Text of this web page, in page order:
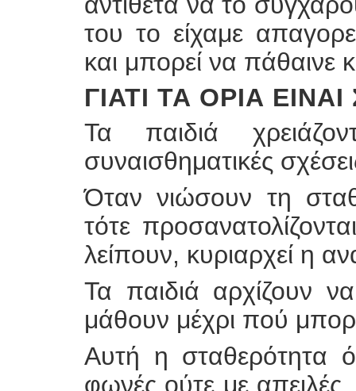
του το είχαμε
και μπορεί να πάθαινε
ΓΙΑΤΊ ΤΑ ΌΡΙΑ
Τα παιδιά
συναισθηματικές
Όταν νιώσουν τη
τότε
λείπουν, κυριαρχεί η
Τα παιδιά αρχίζουν
μάθουν μέχρι πού
Αυτή η σταθερότητα
φωνές ούτε με